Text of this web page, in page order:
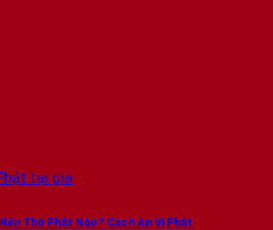
Thờ Phật Nào? Cách An Vị Phật